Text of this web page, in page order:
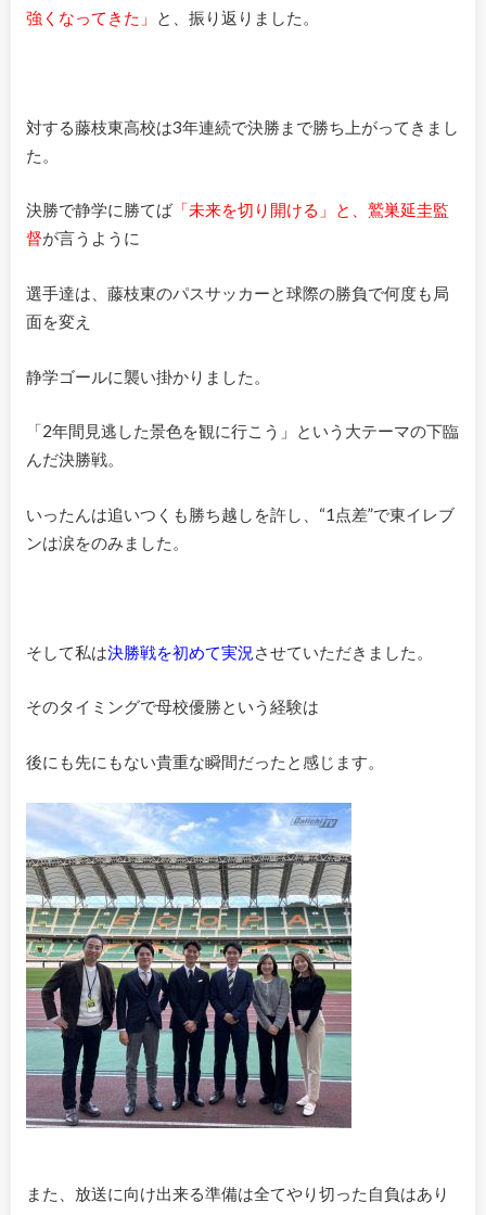
強くなってきた」
と、振り返りました。
対する藤枝東高校は3年連続で決勝まで勝ち上がってきまし
た。
決勝で静学に勝てば「未来を切り開ける」と、鷲巣延圭監
督が言うように
選手達は、藤枝東のパスサッカーと球際の勝負で何度も局
面を変え
静学ゴールに襲い掛かりました。
「2年間見逃した景色を観に行こう」という大テーマの下臨
んだ決勝戦。
いったんは追いつくも勝ち越しを許し、“1点差”で東イレブ
ンは涙をのみました。
そして私は決勝戦を初めて実況 させていただきました。
そのタイミングで母校優勝という経験は
後にも先にもない貴重な瞬間だったと感じます。
また、放送に向け出来る準備は全てやり切った自負はあり